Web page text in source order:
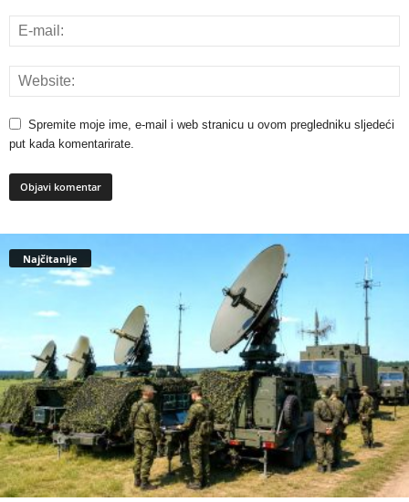
Spremite moje ime, e-mail i web stranicu u ovom pregledniku sljedeći
put kada komentarirate.
Najčitanije